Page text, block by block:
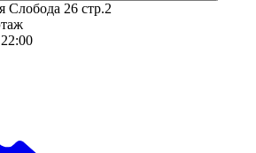
Слобода 26 стр.2